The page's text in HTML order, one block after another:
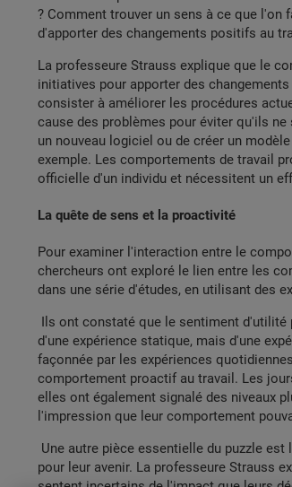
? Comment trouver un sens à ce que l'on
d'apporter des changements positifs au
La professeure Strauss explique que le
initiatives pour apporter des
consister à améliorer les procédures
cause des problèmes pour éviter qu'ils ne
un nouveau logiciel ou de créer un
exemple. Les comportements de travail
officielle d'un individu et nécessitent un
La quête de sens et la proactivité
Pour examiner l'interaction entre le
chercheurs ont exploré le lien entre les
dans une série d'études, en utilisant des
Ils ont constaté que le sentiment d'utilité
d'une expérience statique, mais d'une
façonnée par les expériences
comportement proactif au travail. Les
elles ont également signalé des niveaux
l'impression que leur comportement
Une autre pièce essentielle du puzzle
pour leur avenir. La professeure Strauss